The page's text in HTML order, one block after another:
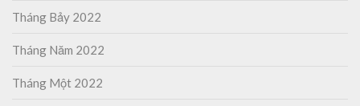
Tháng Bảy 2022
Tháng Năm 2022
Tháng Một 2022